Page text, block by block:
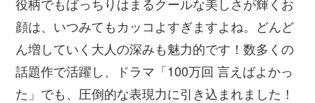
役柄でもばっちりはまるクールな美しさが輝くお
顔は、いつみてもカッコよすぎますよね。どんど
ん増していく大人の深みも魅力的です！数多くの
話題作で活躍し、ドラマ「100万回 言えばよかっ
た」でも、圧倒的な表現力に引き込まれました！